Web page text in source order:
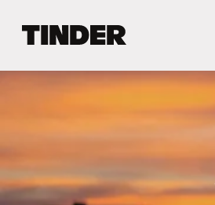
ห
d
e